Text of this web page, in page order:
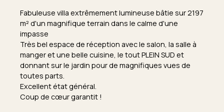
Fabuleuse villa extrêmement lumineuse bâtie sur 2197
m² d'un magnifique terrain dans le calme d'une
impasse
Très bel espace de réception avec le salon, la salle à
manger et une belle cuisine, le tout PLEIN SUD et
donnant sur le jardin pour de magnifiques vues de
toutes parts.
Excellent état général.
Coup de cœur garantit !